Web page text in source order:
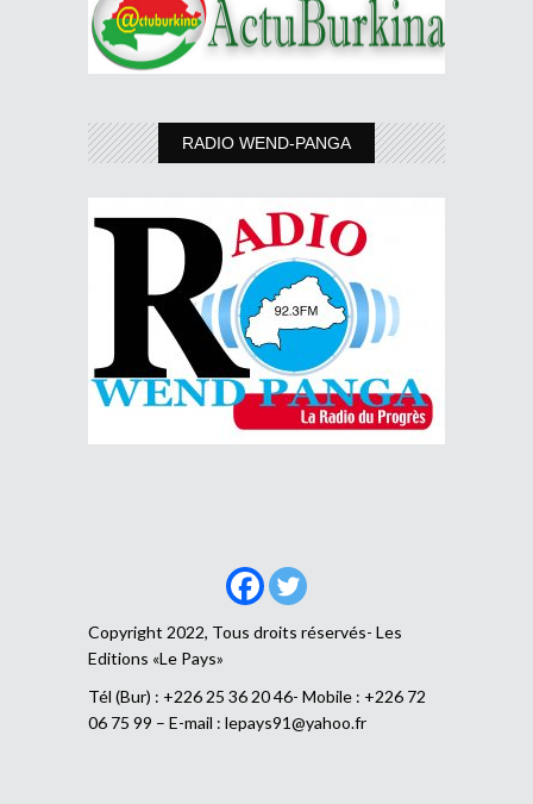
RADIO WEND-PANGA
Copyright 2022, Tous droits réservés- Les
Editions «Le Pays»
Tél (Bur) : +226 25 36 20 46- Mobile : +226 72
06 75 99 – E-mail : lepays91@yahoo.fr